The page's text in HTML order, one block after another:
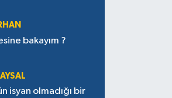
nesine bakayım ?
isyan olmadığı bir